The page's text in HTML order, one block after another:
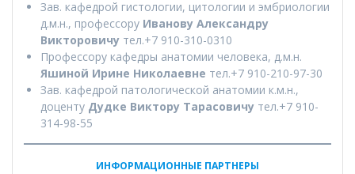
Зав. кафедрой гистологии, цитологии и эмбриологии
д.м.н., профессору Иванову Александру
Викторовичу тел.+7 910-310-0310
Профессору кафедры анатомии человека, д.м.н.
Яшиной Ирине Николаевне тел.+7 910-210-97-30
Зав. кафедрой патологической анатомии к.м.н.,
доценту Дудке Виктору Тарасовичу тел.+7 910-
314-98-55
ИНФОРМАЦИОННЫЕ ПАРТНЕРЫ